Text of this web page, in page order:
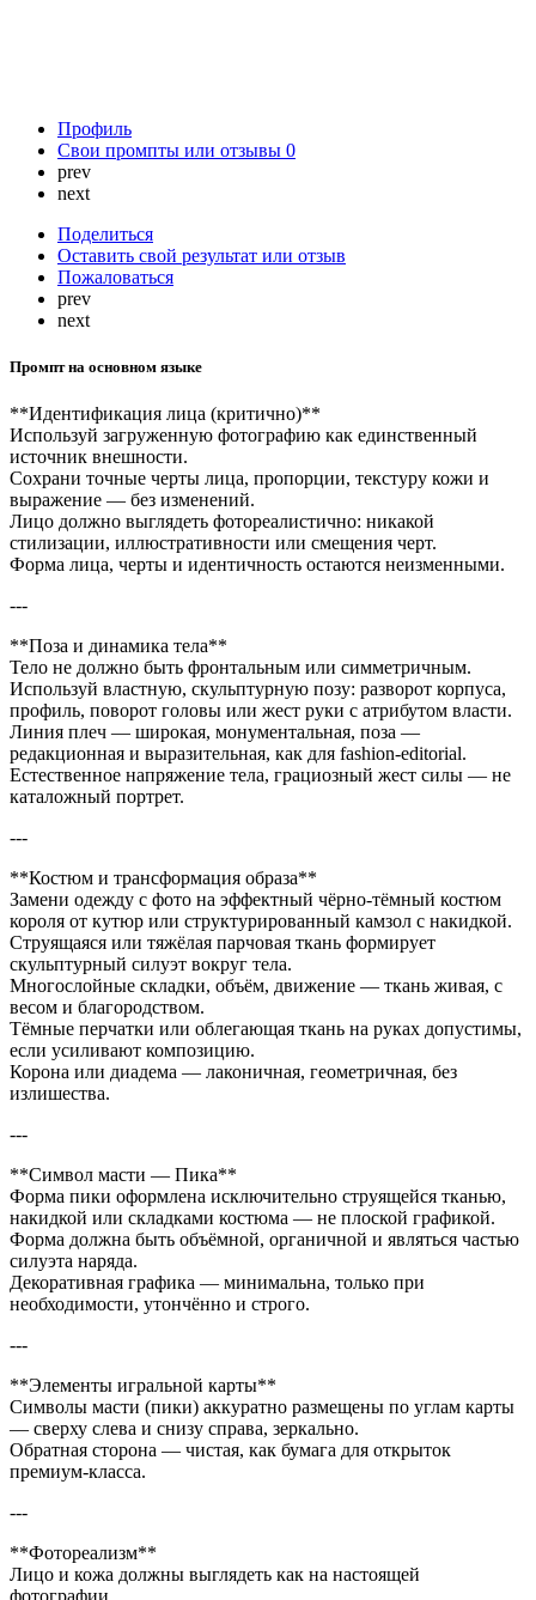
Профиль
Свои промпты или отзывы 0
prev
next
Поделиться
Оставить свой результат или отзыв
Пожаловаться
prev
next
Промпт на основном языке
**Идентификация лица (критично)**
Используй загруженную фотографию как единственный
источник внешности.
Сохрани точные черты лица, пропорции, текстуру кожи и
выражение — без изменений.
Лицо должно выглядеть фотореалистично: никакой
стилизации, иллюстративности или смещения черт.
Форма лица, черты и идентичность остаются неизменными.
---
**Поза и динамика тела**
Тело не должно быть фронтальным или симметричным.
Используй властную, скульптурную позу: разворот корпуса,
профиль, поворот головы или жест руки с атрибутом власти.
Линия плеч — широкая, монументальная, поза —
редакционная и выразительная, как для fashion-editorial.
Естественное напряжение тела, грациозный жест силы — не
каталожный портрет.
---
**Костюм и трансформация образа**
Замени одежду с фото на эффектный чёрно-тёмный костюм
короля от кутюр или структурированный камзол с накидкой.
Струящаяся или тяжёлая парчовая ткань формирует
скульптурный силуэт вокруг тела.
Многослойные складки, объём, движение — ткань живая, с
весом и благородством.
Тёмные перчатки или облегающая ткань на руках допустимы,
если усиливают композицию.
Корона или диадема — лаконичная, геометричная, без
излишества.
---
**Символ масти — Пика**
Форма пики оформлена исключительно струящейся тканью,
накидкой или складками костюма — не плоской графикой.
Форма должна быть объёмной, органичной и являться частью
силуэта наряда.
Декоративная графика — минимальна, только при
необходимости, утончённо и строго.
---
**Элементы игральной карты**
Символы масти (пики) аккуратно размещены по углам карты
— сверху слева и снизу справа, зеркально.
Обратная сторона — чистая, как бумага для открыток
премиум-класса.
---
**Фотореализм**
Лицо и кожа должны выглядеть как на настоящей